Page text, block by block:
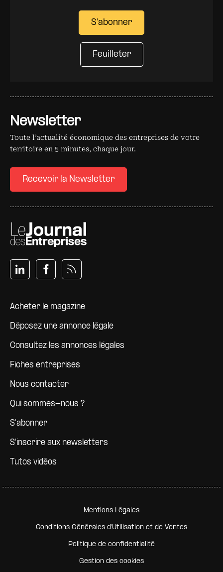
Newsletter
Toute l’actualité économique des entreprises de votre
territoire en 5 minutes, chaque jour.
Recevoir la Newsletter
Pied de page
Acheter le magazine
Déposez une annonce légale
Consultez les annonces légales
Fiches entreprises
Nous contacter
Qui sommes-nous ?
S'abonner
S'inscrire aux newsletters
Tutos vidéos
S'abonner
Feuilleter
Pied de page secondaire
Mentions Légales
Conditions Générales d'Utilisation et de Ventes
Politique de confidentialité
Gestion des cookies